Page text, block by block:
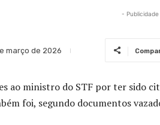
- Publicidade
março de 2026
ao ministro do STF por ter sido
foi, segundo documentos